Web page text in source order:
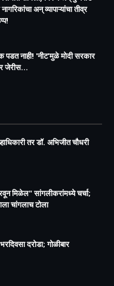
अन् व्यापाऱ्यांचा तीव्र
पडत नाही! 'नीट'मुळे मोदी सरकार
जेरीस...
तर डॉ. अभिजीत चौधरी
मिळेल" सांगलीकरांमध्ये चर्चा;
चांगलाच टोला
दरोडा; गोळीबार